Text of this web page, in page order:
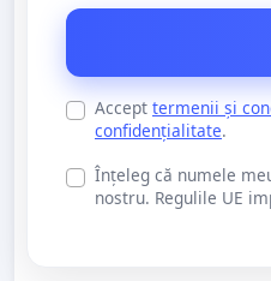
Accept termenii și
confidențialitate.
Înțeleg că numele
nostru. Regulile UE